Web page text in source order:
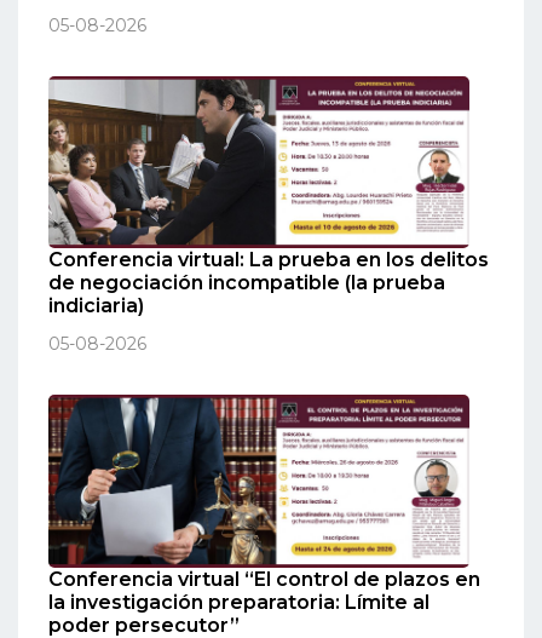
05-08-2026
Conferencia virtual: La prueba en los delitos
de negociación incompatible (la prueba
indiciaria)
05-08-2026
Conferencia virtual “El control de plazos en
la investigación preparatoria: Límite al
poder persecutor”